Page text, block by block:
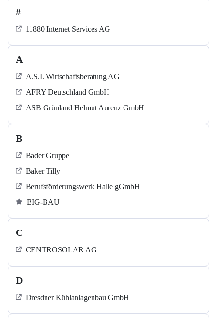
#
11880 Internet Services AG
A
A.S.I. Wirtschaftsberatung AG
AFRY Deutschland GmbH
ASB Grün­land Helmut Au­renz GmbH
B
Bader Gruppe
Baker Tilly
Berufsförderungswerk Halle gGmbH
BIG-BAU
C
CENTROSOLAR AG
D
Dresdner Kühlanlagenbau GmbH